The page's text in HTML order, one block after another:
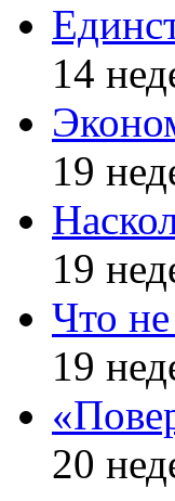
14
19
19
Что
19
20